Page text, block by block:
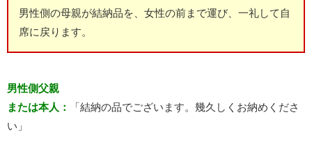
男性側の母親が結納品を、女性の前まで運び、一礼して自
席に戻ります。
男性側父親
または本人：
「結納の品でございます。幾久しくお納めくださ
い」